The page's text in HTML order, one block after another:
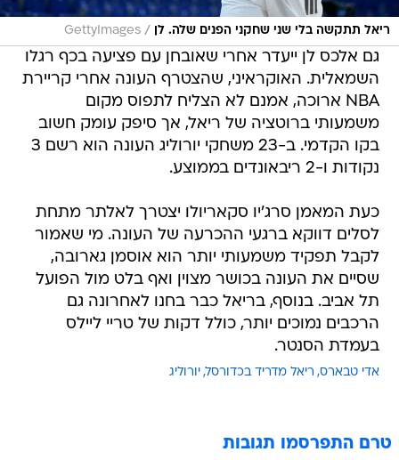
ריאל תתקשה בלי שני שחקני הפנים שלה. לן /
GettyImages
גם אלכס לן ייעדר אחרי שאובחן עם פציעה בכף רגלו
השמאלית. האוקראיני, שהצטרף העונה אחרי קריירת
NBA ארוכה, אמנם לא הצליח לתפוס מקום
משמעותי ברוטציה של ריאל, אך סיפק עומק חשוב
בקו הקדמי. ב-23 משחקי יורוליג העונה הוא רשם 3
נקודות ו-2 ריבאונדים בממוצע.
כעת המאמן סרג'יו סקאריולו יצטרך לאלתר מתחת
לסלים דווקא ברגעי ההכרעה של העונה. מי שאמור
לקבל תפקיד משמעותי יותר הוא אוסמן גארובה,
שסיים את העונה בכושר מצוין ואף בלט מול הפועל
תל אביב. בנוסף, בריאל כבר בחנו לאחרונה גם
הרכבים נמוכים יותר, כולל דקות של טריי ליילס
בעמדת הסנטר.
אדי טבארס ריאל מדריד בכדורסל יורוליג
טרם התפרסמו תגובות